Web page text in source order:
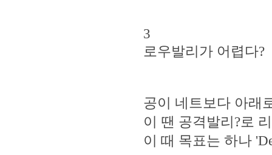
3
로우발리가 어렵다?
공이 네트보다 아래
이 땐 공격발리?로
이 때 목표는 하나